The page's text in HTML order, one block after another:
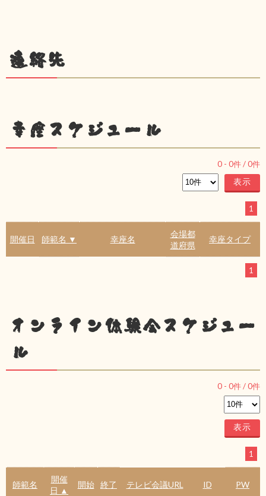
連絡先
幸座スケジュール
0 - 0件 /0件
1
開催日 師範名 ▼ 幸座名
会場都
道府県
幸座タイプ
1
オンライン体験会スケジュー
ル
0 - 0件 /0件
1
師範名
開催
日 ▲
開始 終了 テレビ会議URL ID PW